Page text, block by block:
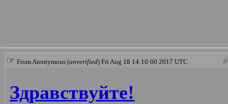
☞ From Anonymous (unverified) Fri Aug 18 14:10:00 2017 UTC
Здравствуйте!